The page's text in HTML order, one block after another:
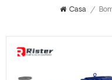
Casa /